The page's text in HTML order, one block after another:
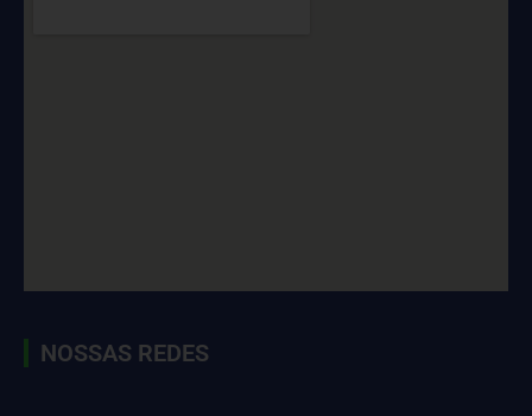
NOSSAS REDES